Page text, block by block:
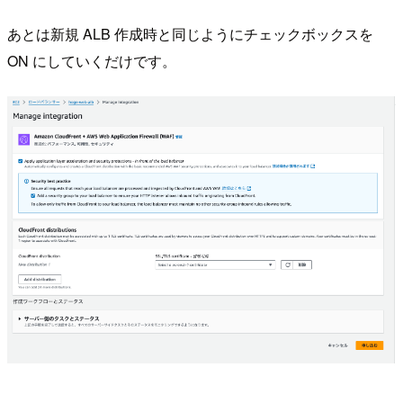
あとは新規 ALB 作成時と同じようにチェックボックスを
ON にしていくだけです。